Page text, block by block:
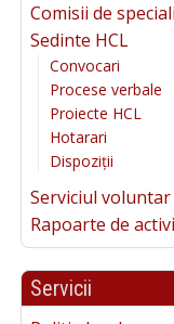
Comisii de
Sedinte HCL
Convocari
Procese verbale
Proiecte HCL
Hotarari
Dispoziții
Serviciul
Rapoarte de
Servicii